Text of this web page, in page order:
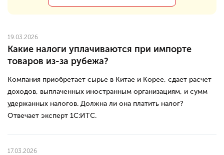
19.03.2026
Какие налоги уплачиваются при импорте
товаров из-за рубежа?
Компания приобретает сырье в Китае и Корее, сдает расчет
доходов, выплаченных иностранным организациям, и сумм
удержанных налогов. Должна ли она платить налог?
Отвечает эксперт 1С:ИТС.
17.03.2026